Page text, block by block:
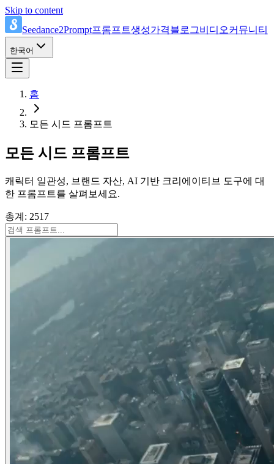
Skip to content
Seedance2Prompt프롬프트생성가격블로그비디오커뮤니티
한국어
홈
모든 시드 프롬프트
모든 시드 프롬프트
캐릭터 일관성, 브랜드 자산, AI 기반 크리에이티브 도구에 대
한 프롬프트를 살펴보세요.
총계: 2517